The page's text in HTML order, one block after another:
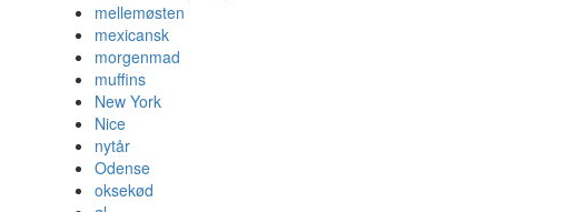
mellemøsten
mexicansk
morgenmad
muffins
New York
Nice
nytår
Odense
oksekød